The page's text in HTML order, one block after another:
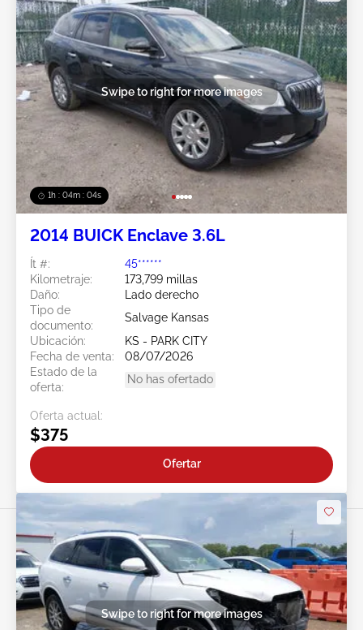
1h : 04m : 02s
Swipe to right for more images
2014 BUICK Enclave 3.6L
Ít #:
45******
Kilometraje:
173,799 millas
Daño:
Lado derecho
Tipo de
documento:
Salvage Kansas
Ubicación:
KS - PARK CITY
Fecha de venta:
08/07/2026
Estado de la
oferta:
No has ofertado
Oferta actual:
$375
Ofertar
Swipe to right for more images